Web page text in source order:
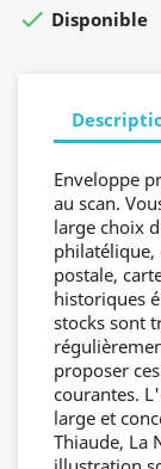
 Disponible
Enveloppe
au scan.
large choix
philatélique,
postale,
historiques
stocks sont
proposer
courantes.
large et
Thiaude, La